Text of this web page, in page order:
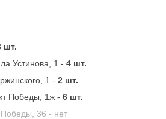
шт.
Устинова, 1 - 4 шт.
1 - 2 шт.
кт Победы, 1ж - 6 шт.
Победы, 36 - нет